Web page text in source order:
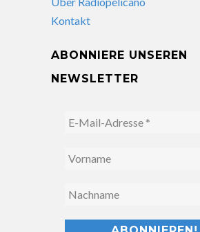
Kontakt
ABONNIERE UNSEREN
NEWSLETTER